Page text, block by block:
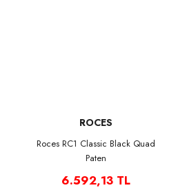
ROCES
Roces RC1 Classic Black Quad
Paten
6.592,13 TL